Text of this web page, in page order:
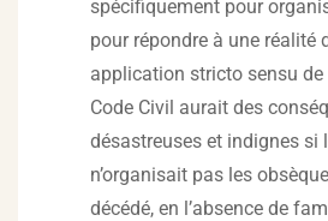
spécifiquement pour
pour répondre à une réalité
application stricto sensu de
Code Civil aurait des
désastreuses et indignes si
n’organisait pas les
décédé, en l’absence de